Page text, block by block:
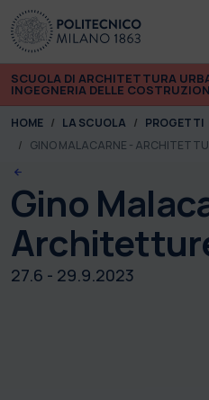
Skip to main content
Skip to page footer
SCUOLA DI ARCHITETTURA
INGEGNERIA DELLE
You are here:
HOME LA SCUOLA PROGETTI
GINO MALACARNE -
Gino
27.6 - 29.9.2023